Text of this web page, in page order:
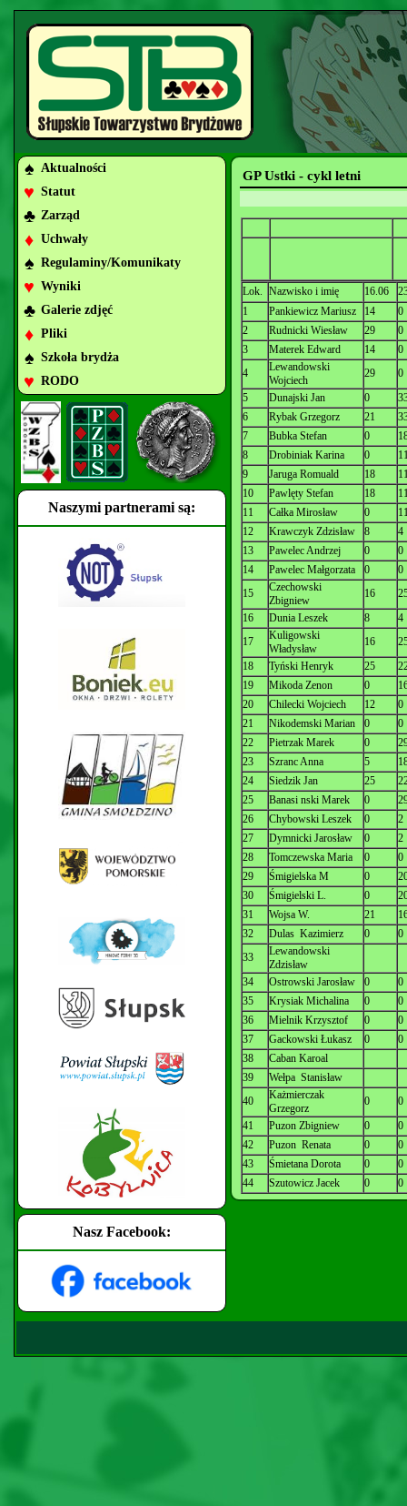
♠ Aktualności
♥ Statut
♣ Zarząd
♦ Uchwały
♠ Regulaminy/Komunikaty
♥ Wyniki
♣ Galerie zdjęć
♦ Pliki
♠ Szkoła brydża
♥ RODO
Naszymi partnerami są:
Nasz Facebook:
GP Ustki - cykl letni
Lok. Nazwisko i imię 16.06
1
Pankiewicz Mariusz 14
0
2
Rudnicki Wiesław 29
0
3
Materek Edward 14
0
4
Lewandowski
Wojciech
29
0
5
Dunajski Jan 0
6
Rybak Grzegorz 21
7
Bubka Stefan 0
8
Drobiniak Karina 0
9
Jaruga Romuald 18
10
Pawlęty Stefan 18
11
Całka Mirosław 0
12
Krawczyk Zdzisław 8
4
13
Pawelec Andrzej 0
0
14
Pawelec Małgorzata 0
0
15
Czechowski
Zbigniew
16
16
Dunia Leszek 8
4
17
Kuligowski
Władysław
16
18
Tyński Henryk 25
19
Mikoda Zenon 0
20
Chilecki Wojciech 12
0
21
Nikodemski Marian 0
0
22
Pietrzak Marek 0
23
Szranc Anna 5
24
Siedzik Jan 25
25
Banasi nski Marek 0
26
Chybowski Leszek 0
2
27
Dymnicki Jarosław 0
2
28
Tomczewska Maria 0
0
29
Śmigielska M 0
30
Śmigielski L. 0
31
Wojsa W. 21
32
Dulas Kazimierz 0
0
33
Lewandowski
Zdzisław
34
Ostrowski Jarosław 0
0
35
Krysiak Michalina 0
0
36
Mielnik Krzysztof 0
0
37
Gackowski Łukasz 0
0
38
Caban Karoal
39
Wełpa Stanisław
40
Każmierczak
Grzegorz
0
0
41
Puzon Zbigniew 0
0
42
Puzon Renata 0
0
43
Śmietana Dorota 0
0
44
Szutowicz Jacek 0 0